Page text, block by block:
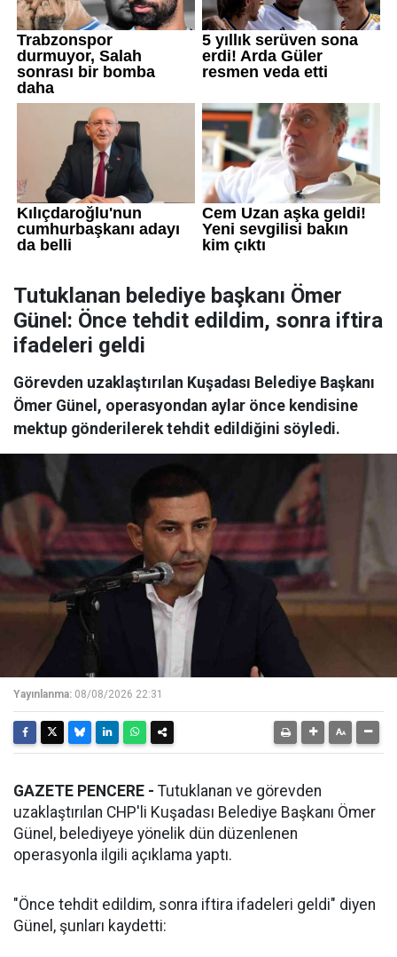
Tutuklanan belediye başkanı Ömer
Günel: Önce tehdit edildim, sonra iftira
ifadeleri geldi
Görevden uzaklaştırılan Kuşadası Belediye Başkanı
Ömer Günel, operasyondan aylar önce kendisine
mektup gönderilerek tehdit edildiğini söyledi.
Yayınlanma: 08/08/2026 22:31
GAZETE PENCERE - Tutuklanan ve görevden
uzaklaştırılan CHP'li Kuşadası Belediye Başkanı Ömer
Günel, belediyeye yönelik dün düzenlenen
operasyonla ilgili açıklama yaptı.
"Önce tehdit edildim, sonra iftira ifadeleri geldi" diyen
Günel, şunları kaydetti: